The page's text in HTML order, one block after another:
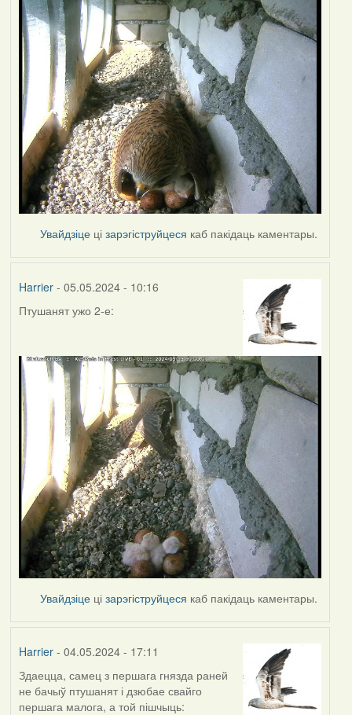
Увайдзіце цізарэгіструйцеся каб пакідаць каментары.
Harrier- 05.05.2024 - 10:16
Птушанят ужо 2-е:
Увайдзіце цізарэгіструйцеся каб пакідаць каментары.
Harrier- 04.05.2024 - 17:11
Здаецца, самец з першага гнязда раней
не бачыў птушанят і дзюбае свайго
першага малога, а той пішчыць: